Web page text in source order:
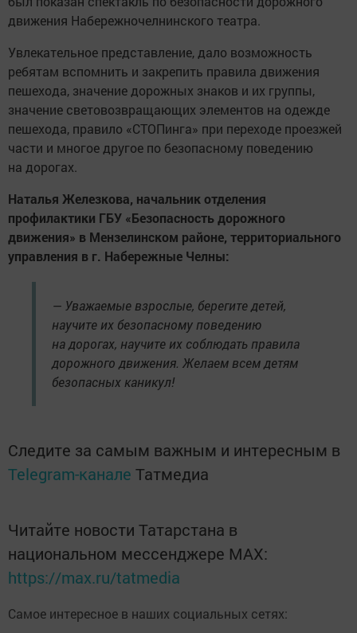
движения Набережночелнинского театра.
Увлекательное представление, дало возможность
ребятам вспомнить и закрепить правила движения
пешехода, значение дорожных знаков и их группы,
значение световозвращающих элементов на одежде
пешехода, правило «СТОПинга» при переходе проезжей
части и многое другое по безопасному поведению
на дорогах.
Наталья Железкова, начальник отделения
профилактики ГБУ «Безопасность дорожного
движения» в Мензелинском районе, территориального
управления в г. Набережные Челны:
— Уважаемые взрослые, берегите детей,
научите их безопасному поведению
на дорогах, научите их соблюдать правила
дорожного движения. Желаем всем детям
безопасных каникул!
Следите за самым важным и интересным в
Telegram-канале Татмедиа
Читайте новости Татарстана в
национальном мессенджере MАХ:
https://max.ru/tatmedia
Самое интересное в наших социальных сетях: